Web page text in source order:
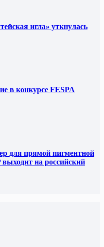
игла» уткнулась
в конкурсе FESPA
для прямой пигментной
выходит на российский